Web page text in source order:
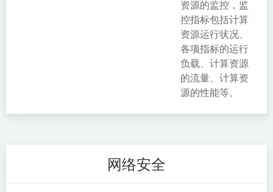
资源的监控，监
控指标包括计算
资源运行状况、
各项指标的运行
负载、计算资源
的流量、计算资
源的性能等。
网络安全